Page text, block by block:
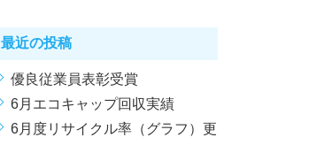
最近の投稿
優良従業員表彰受賞
6月エコキャップ回収実績
6月度リサイクル率（グラフ）更